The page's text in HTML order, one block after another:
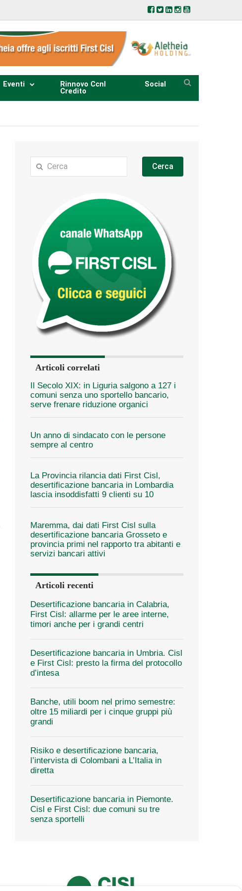
Eventi
Rinnovo Ccnl
Credito
Social
Cerca
Articoli correlati
Il Secolo XIX: in Liguria salgono a 127 i
comuni senza uno sportello bancario,
serve frenare riduzione organici
Un anno di sindacato con le persone
sempre al centro
La Provincia rilancia dati First Cisl,
desertificazione bancaria in Lombardia
lascia insoddisfatti 9 clienti su 10
Maremma, dai dati First Cisl sulla
desertificazione bancaria Grosseto e
provincia primi nel rapporto tra abitanti e
servizi bancari attivi
Articoli recenti
Desertificazione bancaria in Calabria,
First Cisl: allarme per le aree interne,
timori anche per i grandi centri
Desertificazione bancaria in Umbria. Cisl
e First Cisl: presto la firma del protocollo
d’intesa
Banche, utili boom nel primo semestre:
oltre 15 miliardi per i cinque gruppi più
grandi
Risiko e desertificazione bancaria,
l’intervista di Colombani a L’Italia in
diretta
Desertificazione bancaria in Piemonte.
Cisl e First Cisl: due comuni su tre
senza sportelli